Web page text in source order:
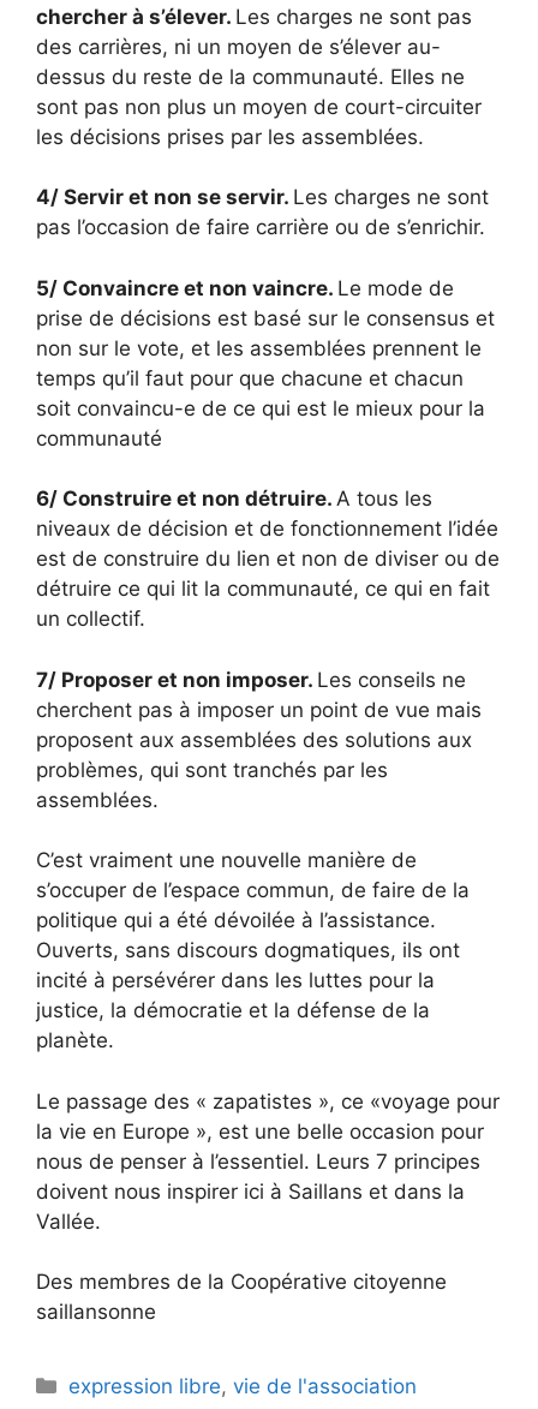
chercher à s’élever. Les charges ne sont pas
des carrières, ni un moyen de s’élever au-
dessus du reste de la communauté. Elles ne
sont pas non plus un moyen de court-circuiter
les décisions prises par les assemblées.
4/ Servir et non se servir. Les charges ne sont
pas l’occasion de faire carrière ou de s’enrichir.
5/ Convaincre et non vaincre. Le mode de
prise de décisions est basé sur le consensus et
non sur le vote, et les assemblées prennent le
temps qu’il faut pour que chacune et chacun
soit convaincu-e de ce qui est le mieux pour la
communauté
6/ Construire et non détruire. A tous les
niveaux de décision et de fonctionnement l’idée
est de construire du lien et non de diviser ou de
détruire ce qui lit la communauté, ce qui en fait
un collectif.
7/ Proposer et non imposer. Les conseils ne
cherchent pas à imposer un point de vue mais
proposent aux assemblées des solutions aux
problèmes, qui sont tranchés par les
assemblées.
C’est vraiment une nouvelle manière de
s’occuper de l’espace commun, de faire de la
politique qui a été dévoilée à l’assistance.
Ouverts, sans discours dogmatiques, ils ont
incité à persévérer dans les luttes pour la
justice, la démocratie et la défense de la
planète.
Le passage des « zapatistes », ce «voyage pour
la vie en Europe », est une belle occasion pour
nous de penser à l’essentiel. Leurs 7 principes
doivent nous inspirer ici à Saillans et dans la
Vallée.
Des membres de la Coopérative citoyenne
saillansonne
Catégories
expression libre,vie de l'association